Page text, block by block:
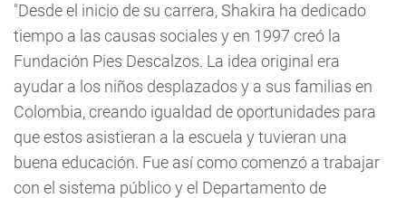
"Desde el inicio de su carrera, Shakira ha dedicado
tiempo a las causas sociales y en 1997 creó la
Fundación Pies Descalzos. La idea original era
ayudar a los niños desplazados y a sus familias en
Colombia, creando igualdad de oportunidades para
que estos asistieran a la escuela y tuvieran una
buena educación. Fue así como comenzó a trabajar
con el sistema público y el Departamento de